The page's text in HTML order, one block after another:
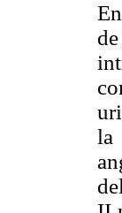
la